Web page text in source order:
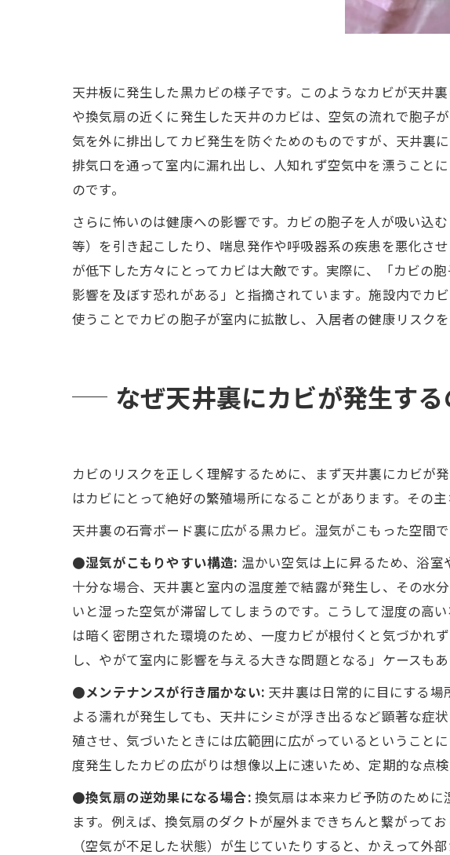
天井板に発生した黒カビの様子です。このようなカビが天井
や換気扇の近くに発生した天井のカビは、空気の流れで胞子
気を外に排出してカビ発生を防ぐためのものですが、天井裏
排気口を通って室内に漏れ出し、人知れず空気中を漂うこと
のです。
さらに怖いのは健康への影響です。カビの胞子を人が吸い込
等）を引き起こしたり、喘息発作や呼吸器系の疾患を悪化さ
が低下した方々にとってカビは大敵です。実際に、「カビの
影響を及ぼす恐れがある」と指摘されています​。施設内でカ
使うことでカビの胞子が室内に拡散し、入居者の健康リスク
なぜ天井裏にカビが発生する
カビのリスクを正しく理解するために、まず天井裏にカビが
はカビにとって絶好の繁殖場所になることがあります。その主
天井裏の石膏ボード裏に広がる黒カビ。湿気がこもった空間
●湿気がこもりやすい構造: 温かい空気は上に昇るため、浴
十分な場合、天井裏と室内の温度差で結露が発生し、その水
いと湿った空気が滞留してしまうのです。こうして湿度の高
は暗く密閉された環境のため、一度カビが根付くと気づかれ
し、やがて室内に影響を与える大きな問題となる」ケースもあ
●メンテナンスが行き届かない: 天井裏は日常的に目にする
よる濡れが発生しても、天井にシミが浮き出るなど顕著な症
殖させ、気づいたときには広範囲に広がっているということ
度発生したカビの広がりは想像以上に速いため、定期的な点
●換気扇の逆効果になる場合: 換気扇は本来カビ予防のため
ます。例えば、換気扇のダクトが屋外まできちんと繋がって
（空気が不足した状態）が生じていたりすると、かえって